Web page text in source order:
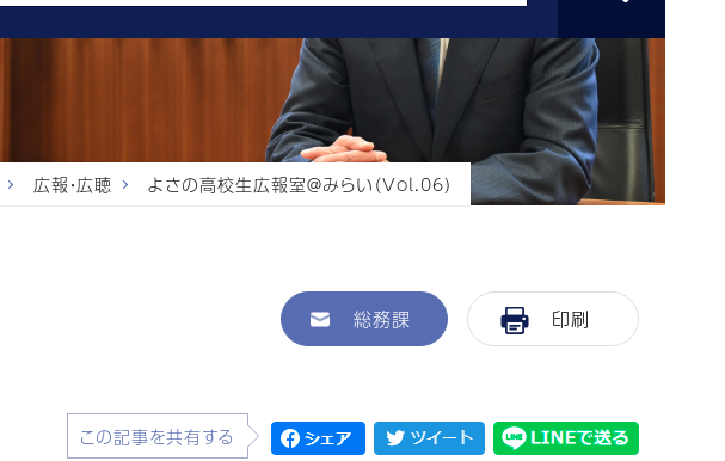
広報・広聴 よさの高校生広報室＠みらい（Vol.06）
総務課 印刷
この記事を共有する